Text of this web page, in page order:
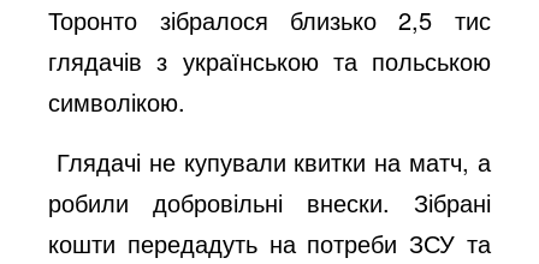
Торонто зібралося близько 2,5 тис
глядачів з українською та польською
символікою.
Глядачі не купували квитки на матч, а
робили добровільні внески. Зібрані
кошти передадуть на потреби ЗСУ та